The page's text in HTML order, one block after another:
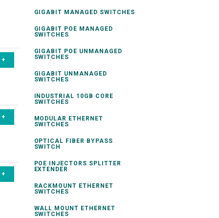
GIGABIT MANAGED SWITCHES
GIGABIT POE MANAGED
SWITCHES
GIGABIT POE UNMANAGED
SWITCHES
GIGABIT UNMANAGED
SWITCHES
INDUSTRIAL 10GB CORE
SWITCHES
MODULAR ETHERNET
SWITCHES
OPTICAL FIBER BYPASS
SWITCH
POE INJECTORS SPLITTER
EXTENDER
RACKMOUNT ETHERNET
SWITCHES
WALL MOUNT ETHERNET
SWITCHES